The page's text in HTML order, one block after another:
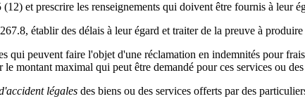
et prescrire les renseignements qui doivent être fournis à leur
établir des délais à leur égard et traiter de la preuve à
qui peuvent faire l'objet d'une réclamation en indemnités pour
montant maximal qui peut être demandé pour ces services ou
légales des biens ou des services offerts par des